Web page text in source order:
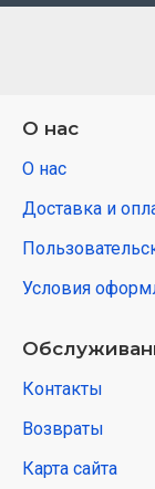
О нас
О нас
Доставка и
Условия
Контакты
Возвраты
Карта сайта